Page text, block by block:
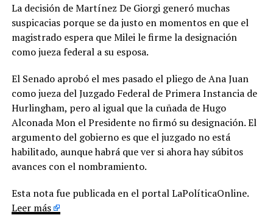
La decisión de Martínez De Giorgi generó muchas
suspicacias porque se da justo en momentos en que el
magistrado espera que Milei le firme la designación
como jueza federal a su esposa.
El Senado aprobó el mes pasado el pliego de Ana Juan
como jueza del Juzgado Federal de Primera Instancia de
Hurlingham, pero al igual que la cuñada de Hugo
Alconada Mon el Presidente no firmó su designación. El
argumento del gobierno es que el juzgado no está
habilitado, aunque habrá que ver si ahora hay súbitos
avances con el nombramiento.
Esta nota fue publicada en el portal LaPolíticaOnline.
Leer más